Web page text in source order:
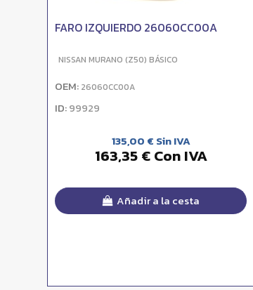
FARO IZQUIERDO 26060CC00A
NISSAN MURANO (Z50) BÁSICO
OEM: 26060CC00A
ID:99929
135,00 € Sin IVA
163,35 € Con IVA
Añadir a la cesta